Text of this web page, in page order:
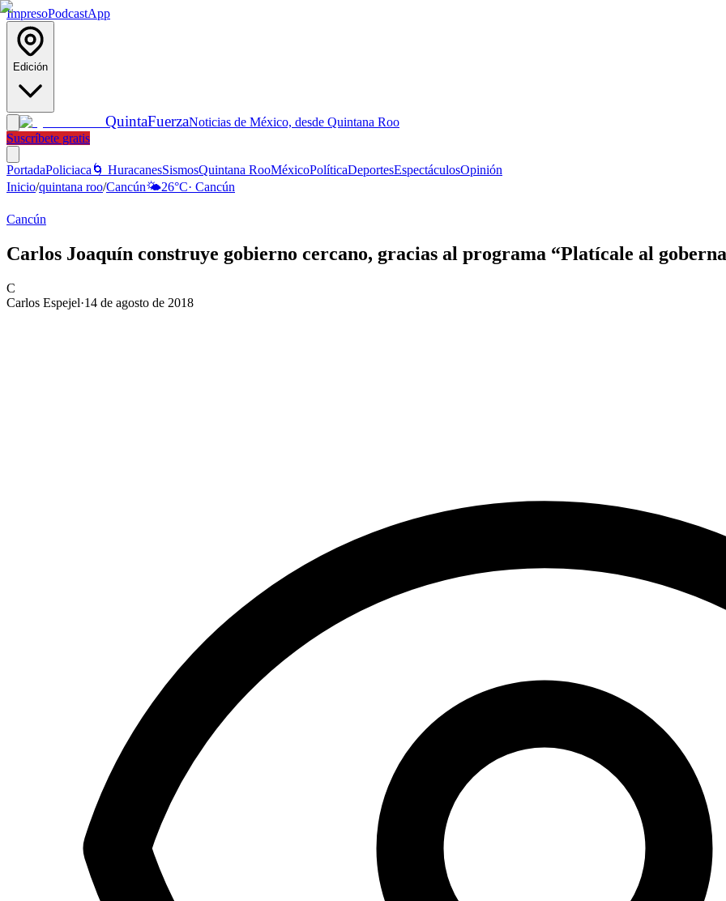
ImpresoPodcastApp
Edición
QuintaFuerzaNoticias de México, desde Quintana Roo
Suscríbete gratis
PortadaPoliciaca 🌀 HuracanesSismosQuintana RooMéxicoPolíticaDeportesEspectáculosOpinión
Inicio/quintana roo/Cancún🌤️26°C· Cancún
Cancún
Carlos Joaquín construye gobierno cercano, gracias al programa “Platícale al
C
Carlos Espejel·14 de agosto de 2018